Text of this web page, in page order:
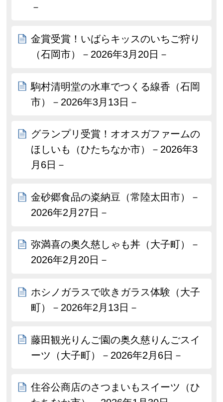
－
金賞受賞！いばらキッスのいちご狩り
（石岡市）－2026年3月20日－
駒村清明堂の水車でつくる線香（石岡
市）－2026年3月13日－
グランプリ受賞！オオスガファームの
ほしいも（ひたちなか市）－2026年3
月6日－
金砂郷食品の粢納豆（常陸太田市）－
2026年2月27日－
弥満喜の奥久慈しゃも丼（大子町）－
2026年2月20日－
ホシノガラスで吹きガラス体験（大子
町）－2026年2月13日－
藤田観光りんご園の奥久慈りんごスイ
ーツ（大子町）－2026年2月6日－
住谷公商店のさつまいもスイーツ（ひ